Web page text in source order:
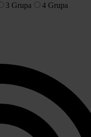
3 Grupa 4 Grupa